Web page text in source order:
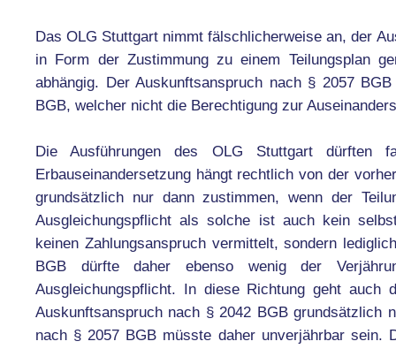
Das OLG Stuttgart nimmt fälschlicherweise an, der
in Form der Zustimmung zu einem Teilungsplan
abhängig. Der Auskunftsanspruch nach § 2057
BGB, welcher nicht die Berechtigung zur
Die Ausführungen des OLG Stuttgart dürften
Erbauseinandersetzung hängt rechtlich von der
grundsätzlich nur dann zustimmen, wenn der
Ausgleichungspflicht als solche ist auch kein
keinen Zahlungsanspruch vermittelt, sondern
BGB dürfte daher ebenso wenig der
Ausgleichungspflicht. In diese Richtung geht
Auskunftsanspruch nach § 2042 BGB grundsätzlich
nach § 2057 BGB müsste daher unverjährbar